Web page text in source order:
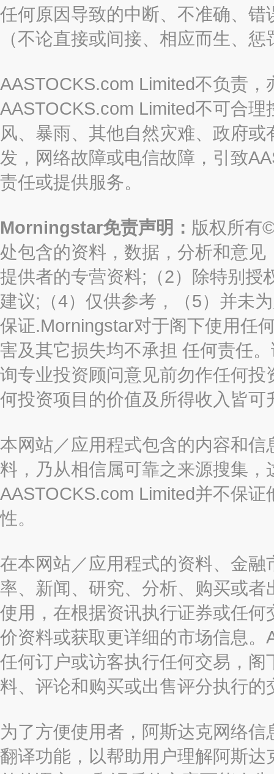
任何原因导致的中断、不准确、
（不论直接或间接、相应而生、
AASTOCKS.com Limited不负责
AASTOCKS.com Limited不可合
风、暴雨、其他自然灾难、政府
发，网络故障或电信故障，引致
责任或提供服务。
Morningstar免责声明： 版权所有
处包含的资料，数据，分析和意见
提供者的专营资料;（2）除特别授
建议;（4）仅供参考，（5）并未
保证.Morningstar对于阁下使用任
害及其它损失均不承担 任何责任
询专业投资顾问意见前勿作任何
何投资项目的价值及所得收入皆可
本网站／应用程式包含的内容和
料，乃从相信属可靠之来源搜集
AASTOCKS.com Limited并不保
性。
在本网站／应用程式的资料、金
率、新闻、研究、分析、购买或
使用，在根据资讯执行证券或任
价资料或获取更详细的市场信息
任何订户或访客执行任何交易，
料、评论和购买或出售评分执行的
为了方便使用者，阿斯达克网络
翻译功能，以帮助用户理解阿斯